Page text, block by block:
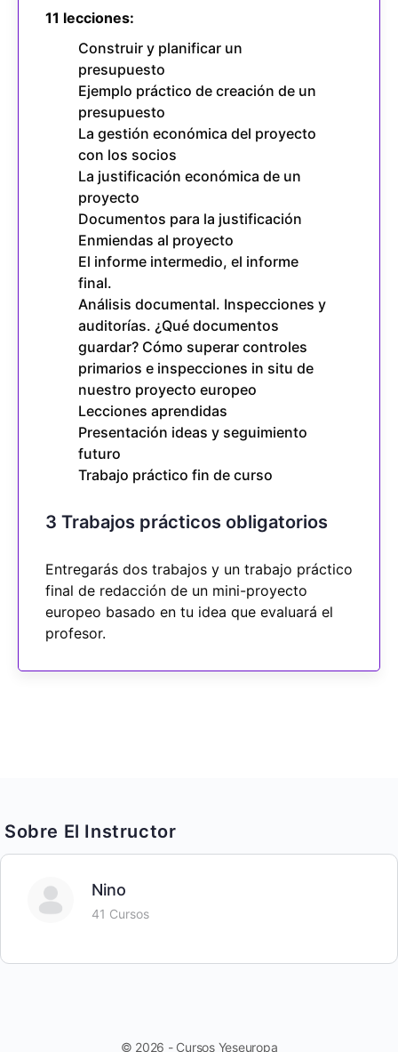
11 lecciones:
Construir y planificar un
presupuesto
Ejemplo práctico de creación de un
presupuesto
La gestión económica del proyecto
con los socios
La justificación económica de un
proyecto
Documentos para la justificación
Enmiendas al proyecto
El informe intermedio, el informe
final.
Análisis documental. Inspecciones y
auditorías. ¿Qué documentos
guardar? Cómo superar controles
primarios e inspecciones in situ de
nuestro proyecto europeo
Lecciones aprendidas
Presentación ideas y seguimiento
futuro
Trabajo práctico fin de curso
3 Trabajos prácticos obligatorios
Entregarás dos trabajos y un trabajo práctico
final de redacción de un mini-proyecto
europeo basado en tu idea que evaluará el
profesor.
Sobre El Instructor
Nino
41 Cursos
© 2026 - Cursos Yeseuropa